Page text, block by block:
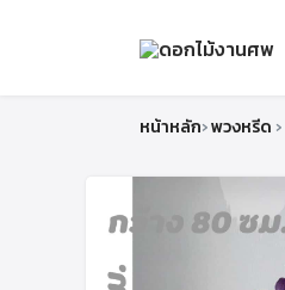
หน้าหลัก›พวงหรีด ›